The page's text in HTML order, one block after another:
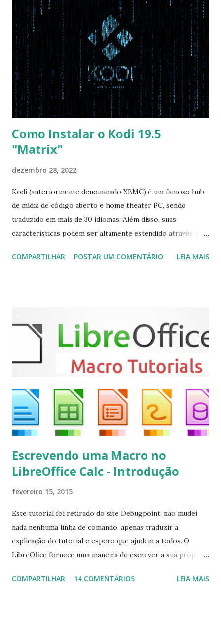
Disabled USB S3 Wake-up -> Enabled Boot: Secure Boot ->
Disabled OS Mode Selection -> UEFI and CSM OS (Essa
opção garante boot com Win e Linux) Boot > Boot Priority
Order USB HDD: SATA CD: SATA HDD: Essa ordem de boot
vai garantir que ele tente primeiro o boot pela USB, depois
pelo CD e por último no HD. Apenas as opções acima são
as necessá...
Como Instalar o Kodi 19.5
"Matrix"
dezembro 28, 2022
Kodi (anteriormente denominado XBMC) é um famoso hub
de mídia de código aberto e home theater PC, sendo
traduzido em mais de 30 idiomas. Além disso, suas
características podem ser altamente estendido através de
(personal video recorder). A versão final do Kodi 19.5
sudo apt-get install kodi Use o comando a seguir para
instalar codecs de áudio e outros complementos,
executando: $ sudo apt-get install --install-suggests
kodi Para remover, execute: $ sudo apt-get remove
COMPARTILHAR POSTAR UM COMENTÁRIO LEIA MAIS
Escrevendo uma Macro no
LibreOffice Calc - Introdução
fevereiro 15, 2015
Este tutorial foi retirado do site Debugpoint, não mudei
nada nenhuma linha de comando, apenas traduzir a
explicação do tutorial e espero que ajudem a todos. O
LibreOfice fornece uma maneira de escrever a sua própria
aplicativo de escritório. Você pode usar Python ou Basic
COMPARTILHAR 14 COMENTÁRIOS LEIA MAIS